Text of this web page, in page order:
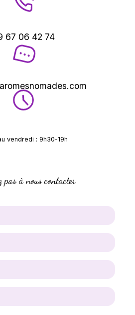
67 06 42 74
vendredi : 9h30-19h
pas à nous contacter